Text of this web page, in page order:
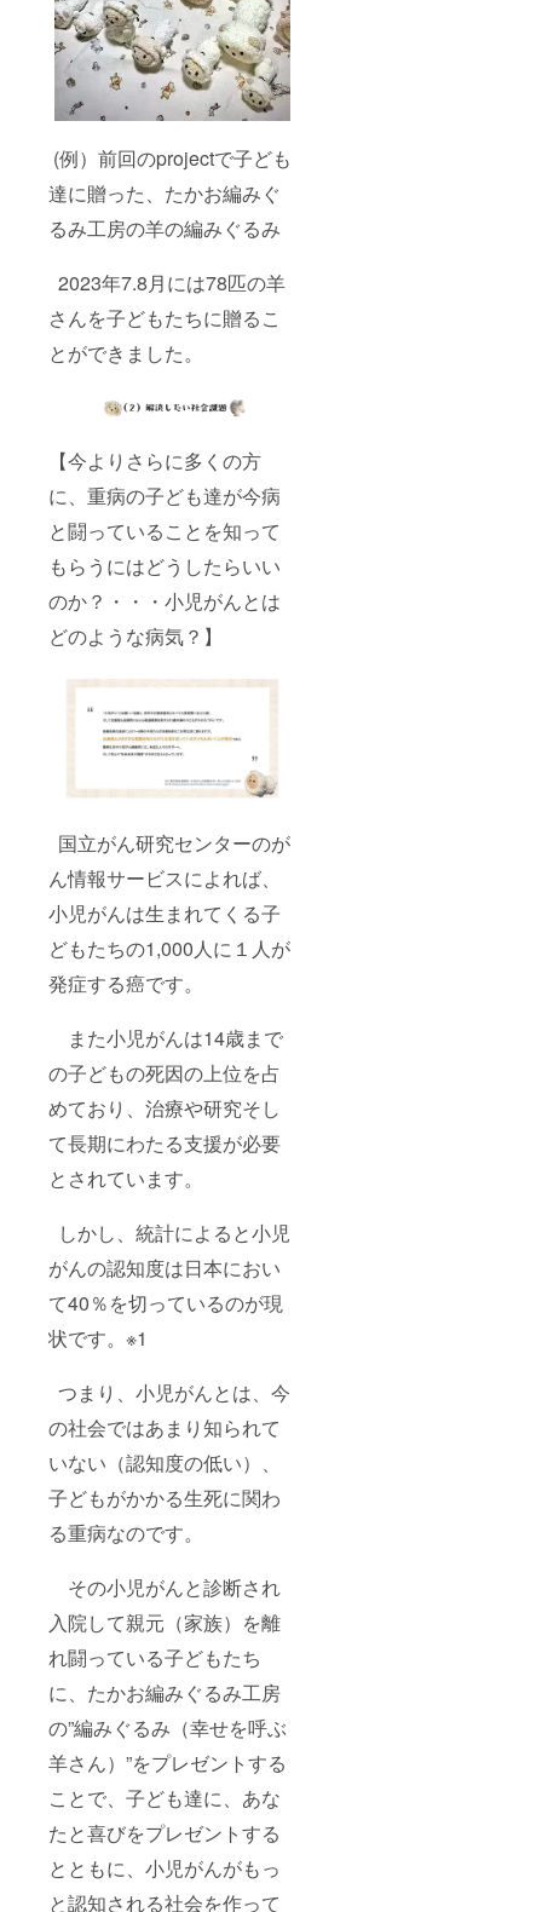
(例）前回のprojectで子ども
達に贈った、たかお編みぐ
るみ工房の羊の編みぐるみ
2023年7.8月には78匹の羊
さんを子どもたちに贈るこ
とができました。
【今よりさらに多くの方
に、重病の子ども達が今病
と闘っていることを知って
もらうにはどうしたらいい
のか？・・・小児がんとは
どのような病気？】
国立がん研究センターのが
ん情報サービスによれば、
小児がんは生まれてくる子
どもたちの1,000人に１人が
発症する癌です。
また小児がんは14歳まで
の子どもの死因の上位を占
めており、治療や研究そし
て長期にわたる支援が必要
とされています。
しかし、統計によると小児
がんの認知度は日本におい
て40％を切っているのが現
状です。※1
つまり、小児がんとは、今
の社会ではあまり知られて
いない（認知度の低い）、
子どもがかかる生死に関わ
る重病なのです。
その小児がんと診断され
入院して親元（家族）を離
れ闘っている子どもたち
に、たかお編みぐるみ工房
の”編みぐるみ（幸せを呼ぶ
羊さん）”をプレゼントする
ことで、子ども達に、あな
たと喜びをプレゼントする
とともに、小児がんがもっ
と認知される社会を作って